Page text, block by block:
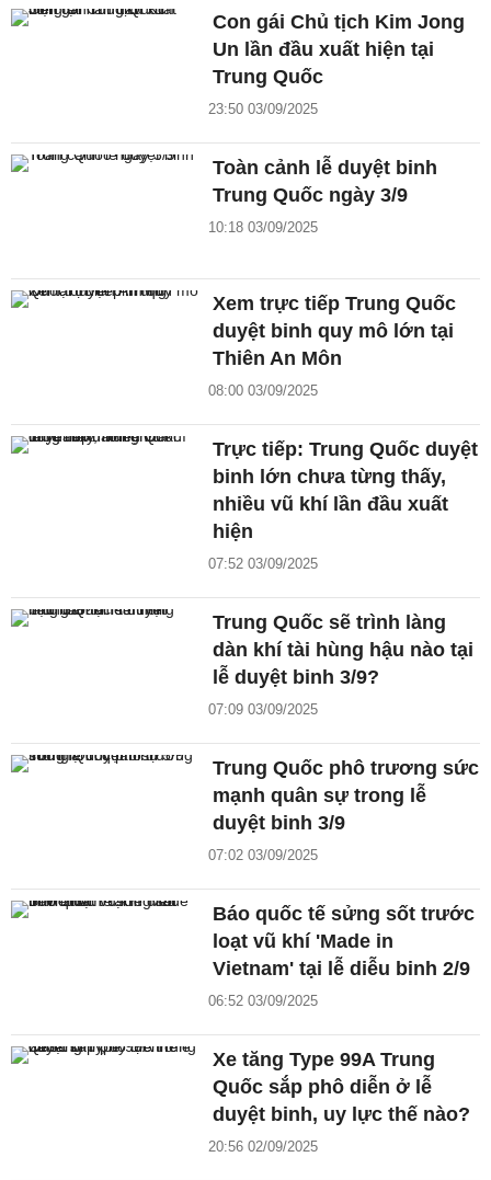
Con gái Chủ tịch Kim Jong
Un lần đầu xuất hiện tại
Trung Quốc
23:50 03/09/2025
Toàn cảnh lễ duyệt binh
Trung Quốc ngày 3/9
10:18 03/09/2025
Xem trực tiếp Trung Quốc
duyệt binh quy mô lớn tại
Thiên An Môn
08:00 03/09/2025
Trực tiếp: Trung Quốc duyệt
binh lớn chưa từng thấy,
nhiều vũ khí lần đầu xuất
hiện
07:52 03/09/2025
Trung Quốc sẽ trình làng
dàn khí tài hùng hậu nào tại
lễ duyệt binh 3/9?
07:09 03/09/2025
Trung Quốc phô trương sức
mạnh quân sự trong lễ
duyệt binh 3/9
07:02 03/09/2025
Báo quốc tế sửng sốt trước
loạt vũ khí 'Made in
Vietnam' tại lễ diễu binh 2/9
06:52 03/09/2025
Xe tăng Type 99A Trung
Quốc sắp phô diễn ở lễ
duyệt binh, uy lực thế nào?
20:56 02/09/2025